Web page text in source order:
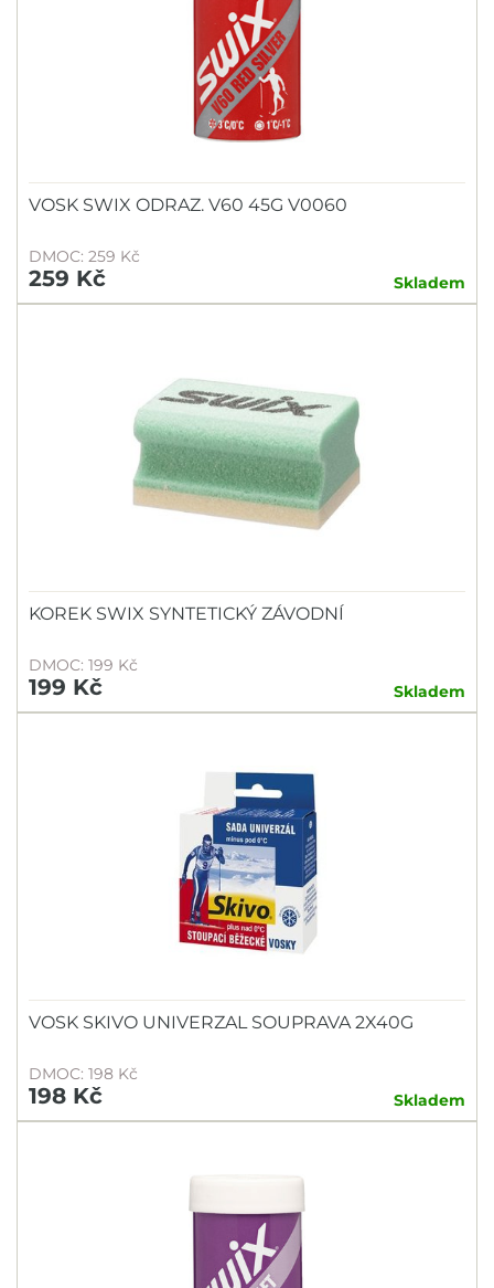
VOSK SWIX ODRAZ. V60 45G V0060
DMOC: 259 Kč
259 Kč Skladem
KOREK SWIX SYNTETICKÝ ZÁVODNÍ
DMOC: 199 Kč
199 Kč Skladem
VOSK SKIVO UNIVERZAL SOUPRAVA 2X40G
DMOC: 198 Kč
198 Kč Skladem